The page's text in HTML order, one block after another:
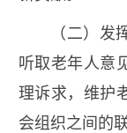
（二）发
听取老年人意
理诉求，维护
会组织之间的